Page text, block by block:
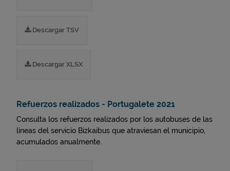
Descargar TSV
Descargar XLSX
Refuerzos realizados - Portugalete 2021
Consulta los refuerzos realizados por los autobuses de las
líneas del servicio Bizkaibus que atraviesan el municipio,
acumulados anualmente.